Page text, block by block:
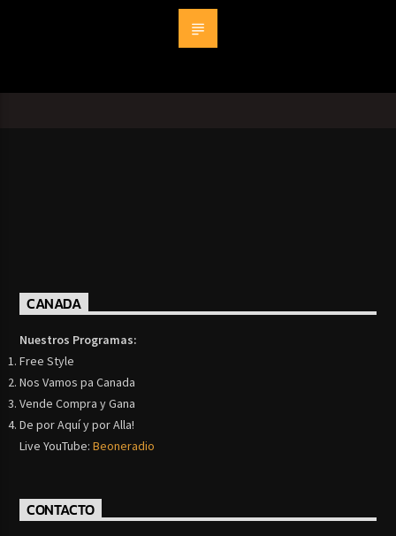
CANADA
Nuestros Programas:
Free Style
Nos Vamos pa Canada
Vende Compra y Gana
De por Aquí y por Alla!
Live YouTube:Beoneradio
CONTACTO